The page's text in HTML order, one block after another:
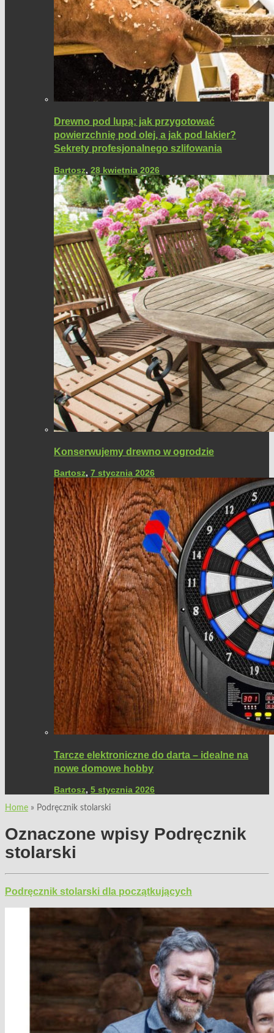
Drewno pod lupą: jak przygotować
powierzchnię pod olej, a jak pod lakier?
Sekrety profesjonalnego szlifowania
Bartosz, 28 kwietnia 2026
Konserwujemy drewno w ogrodzie
Bartosz, 7 stycznia 2026
Tarcze elektroniczne do darta – idealne na
nowe domowe hobby
Bartosz, 5 stycznia 2026
Home » Podręcznik stolarski
Oznaczone wpisy Podręcznik
stolarski
Podręcznik stolarski dla początkujących